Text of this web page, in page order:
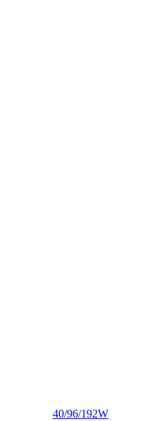
40/96/192W